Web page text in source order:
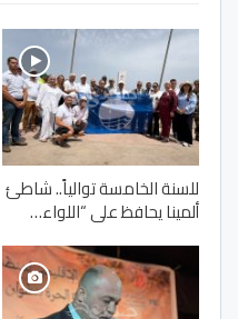
للسنة الخامسة توالياً.. شاطئ
ألمينا يحافظ على “اللواء…